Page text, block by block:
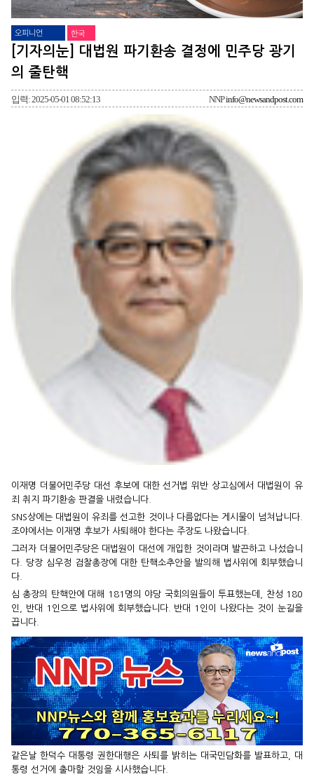
오피니언 한국
[기자의눈] 대법원 파기환송 결정에 민주당 광기
의 줄탄핵
입력: 2025-05-01 08:52:13 NNPinfo@newsandpost.com
이재명 더불어민주당 대선 후보에 대한 선거법 위반 상고심에서 대법원이 유
죄 취지 파기환송 판결을 내렸습니다.
SNS상에는 대법원이 유죄를 선고한 것이나 다름없다는 게시물이 넘쳐납니다.
조야에서는 이재명 후보가 사퇴해야 한다는 주장도 나왔습니다.
그러자 더불어민주당은 대법원이 대선에 개입한 것이라며 발끈하고 나섰습니
다. 당장 심우정 검찰총장에 대한 탄핵소추안을 발의해 법사위에 회부했습니
다.
심 총장의 탄핵안에 대해 181명의 야당 국회의원들이 투표했는데, 찬성 180
인, 반대 1인으로 법사위에 회부했습니다. 반대 1인이 나왔다는 것이 눈길을
끕니다.
같은날 한덕수 대통령 권한대행은 사퇴를 밝히는 대국민담화를 발표하고, 대
통령 선거에 출마할 것임을 시사했습니다.